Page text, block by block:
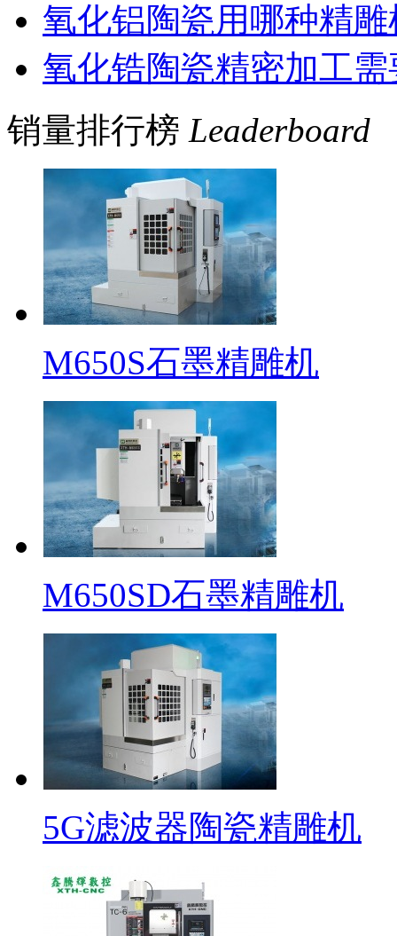
氧化铝陶瓷用哪种精
氧化锆陶瓷精密加工
销量排行榜 Leaderboard
M650S石墨精雕机
M650SD石墨精雕机
5G滤波器陶瓷精雕机